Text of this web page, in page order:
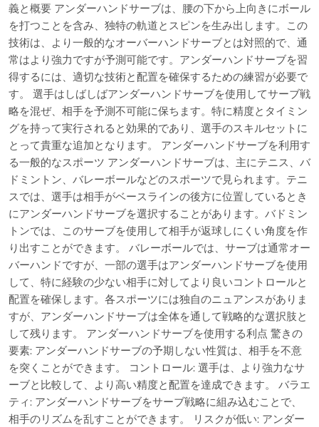
義と概要 アンダーハンドサーブは、腰の下から上向きにボール
を打つことを含み、独特の軌道とスピンを生み出します。この
技術は、より一般的なオーバーハンドサーブとは対照的で、通
常はより強力ですが予測可能です。アンダーハンドサーブを習
得するには、適切な技術と配置を確保するための練習が必要で
す。 選手はしばしばアンダーハンドサーブを使用してサーブ戦
略を混ぜ、相手を予測不可能に保ちます。特に精度とタイミン
グを持って実行されると効果的であり、選手のスキルセットに
とって貴重な追加となります。 アンダーハンドサーブを利用す
る一般的なスポーツ アンダーハンドサーブは、主にテニス、バ
ドミントン、バレーボールなどのスポーツで見られます。テニ
スでは、選手は相手がベースラインの後方に位置しているとき
にアンダーハンドサーブを選択することがあります。バドミン
トンでは、このサーブを使用して相手が返球しにくい角度を作
り出すことができます。 バレーボールでは、サーブは通常オー
バーハンドですが、一部の選手はアンダーハンドサーブを使用
して、特に経験の少ない相手に対してより良いコントロールと
配置を確保します。各スポーツには独自のニュアンスがありま
すが、アンダーハンドサーブは全体を通して戦略的な選択肢と
して残ります。 アンダーハンドサーブを使用する利点 驚きの
要素: アンダーハンドサーブの予期しない性質は、相手を不意
を突くことができます。 コントロール: 選手は、より強力なサ
ーブと比較して、より高い精度と配置を達成できます。 バラエ
ティ: アンダーハンドサーブをサーブ戦略に組み込むことで、
相手のリズムを乱すことができます。 リスクが低い: アンダー